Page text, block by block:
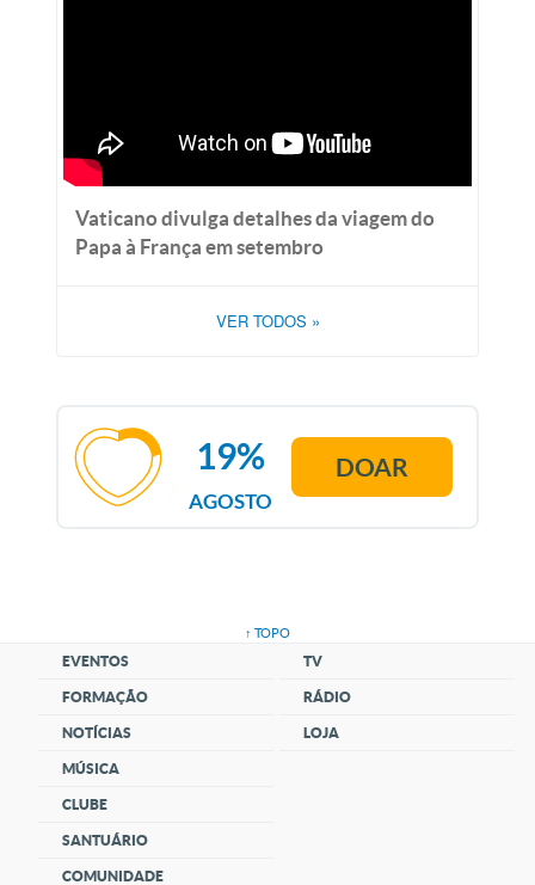
Vaticano divulga detalhes da viagem do
Papa à França em setembro
VER TODOS »
AGOSTO
19% DOAR
↑ TOPO
EVENTOS
FORMAÇÃO
NOTÍCIAS
MÚSICA
CLUBE
SANTUÁRIO
COMUNIDADE
TV
RÁDIO
LOJA